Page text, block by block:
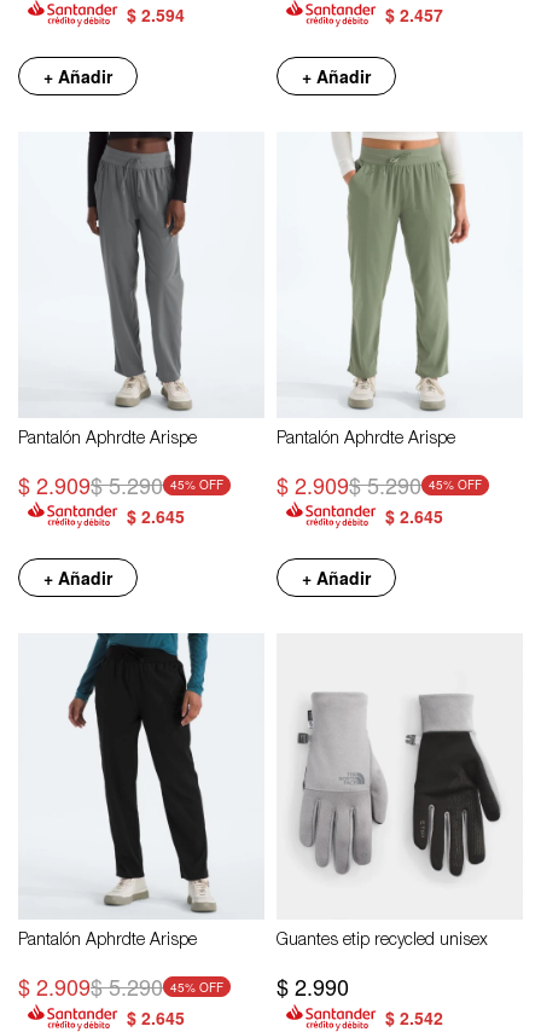
$ 2.594
+ Añadir
$ 2.457
+ Añadir
Pantalón Aphrdte Arispe
$2.909$5.290 45
$ 2.645
+ Añadir
Pantalón Aphrdte Arispe
$2.909$5.290 45
$ 2.645
+ Añadir
Pantalón Aphrdte Arispe
$2.909$5.290 45
$ 2.645
Guantes etip recycled unisex
$2.990
$ 2.542